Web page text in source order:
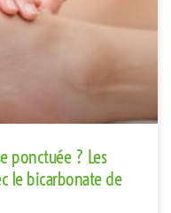
ponctuée ? Les
le bicarbonate de